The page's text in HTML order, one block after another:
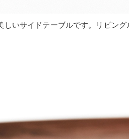
いサイドテーブルです。リビング